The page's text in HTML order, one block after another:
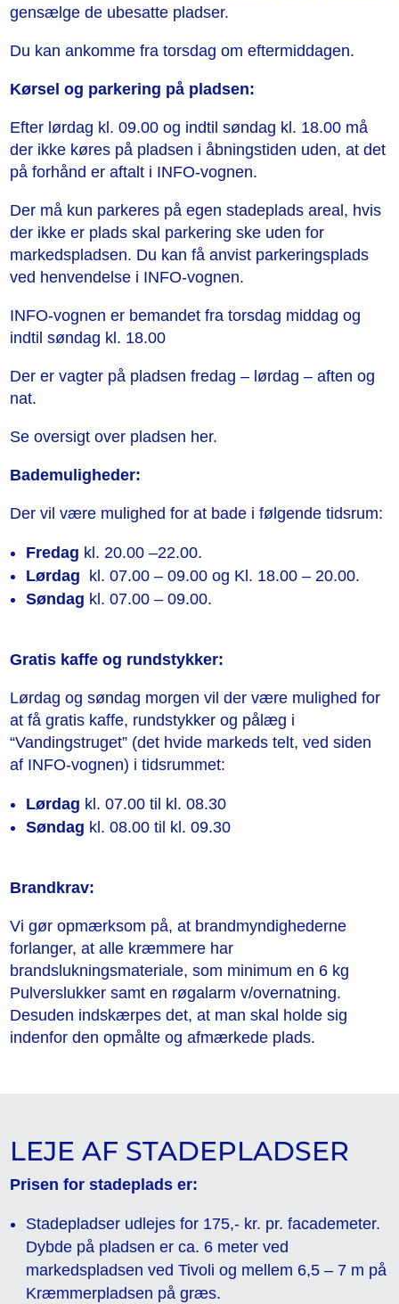
gensælge de ubesatte pladser.
Du kan ankomme fra torsdag om eftermiddagen.
Kørsel og parkering på pladsen:
Efter lørdag kl. 09.00 og indtil søndag kl. 18.00 må
der ikke køres på pladsen i åbningstiden uden, at det
på forhånd er aftalt i INFO-vognen.
Der må kun parkeres på egen stadeplads areal, hvis
der ikke er plads skal parkering ske uden for
markedspladsen. Du kan få anvist parkeringsplads
ved henvendelse i INFO-vognen.
INFO-vognen er bemandet fra torsdag middag og
indtil søndag kl. 18.00
Der er vagter på pladsen fredag – lørdag – aften og
nat.
Se oversigt over pladsen her.
Bademuligheder:
Der vil være mulighed for at bade i følgende tidsrum:
Fredag kl. 20.00 –22.00.
Lørdag
kl. 07.00 – 09.00 og Kl. 18.00 – 20.00.
Søndag kl. 07.00 – 09.00.
Gratis kaffe og rundstykker:
Lørdag og søndag morgen vil der være mulighed for
at få gratis kaffe, rundstykker og pålæg i
“Vandingstruget” (det hvide markeds telt, ved siden
af INFO-vognen) i tidsrummet:
Lørdag kl. 07.00 til kl. 08.30
Søndag kl. 08.00 til kl. 09.30
Brandkrav:
Vi gør opmærksom på, at brandmyndighederne
forlanger, at alle kræmmere har
brandslukningsmateriale, som minimum en 6 kg
Pulverslukker samt en røgalarm v/overnatning.
Desuden indskærpes det, at man skal holde sig
indenfor den opmålte og afmærkede plads.
LEJE AF STADEPLADSER
Prisen for stadeplads er:
Stadepladser udlejes for 175,- kr. pr. facademeter.
Dybde på pladsen er ca. 6 meter ved
markedspladsen ved Tivoli og mellem 6,5 – 7 m på
Kræmmerpladsen på græs.